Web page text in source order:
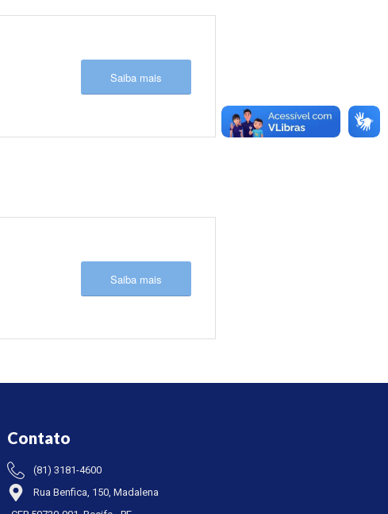
Saiba mais
Saiba mais
Contato
(81) 3181-4600
Rua Benfica, 150, Madalena